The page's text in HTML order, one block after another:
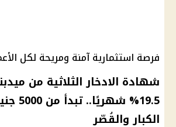
فرصة استثمارية آمنة ومريحة لكل
شهادة الادخار الثلاثية من
19.5%
الكبار والقُصّر